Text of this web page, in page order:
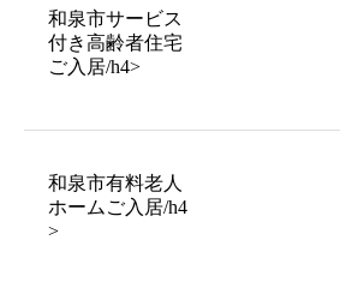
和泉市サービス
付き高齢者住宅
ご入居/h4>
和泉市有料老人
ホームご入居/h4
>